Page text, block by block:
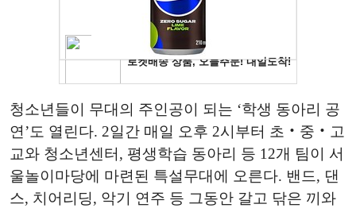
청소년들이 무대의 주인공이 되는 ‘학생 동아리 공
연’도 열린다. 2일간 매일 오후 2시부터 초‧중‧고
교와 청소년센터, 평생학습 동아리 등 12개 팀이 서
울놀이마당에 마련된 특설무대에 오른다. 밴드, 댄
스, 치어리딩, 악기 연주 등 그동안 갈고 닦은 끼와